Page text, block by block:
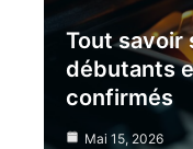
Tout savoir
débutants
confirmés
Mai 15, 2026